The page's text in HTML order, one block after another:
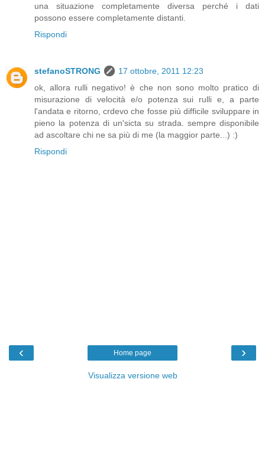
una situazione completamente diversa perché i dati
possono essere completamente distanti.
Rispondi
stefanoSTRONG
17 ottobre, 2011 12:23
ok, allora rulli negativo! è che non sono molto pratico di
misurazione di velocità e/o potenza sui rulli e, a parte
l'andata e ritorno, crdevo che fosse più difficile sviluppare in
pieno la potenza di un'sicta su strada. sempre disponibile
ad ascoltare chi ne sa più di me (la maggior parte...) :)
Rispondi
‹ ›
Home page
Visualizza versione web